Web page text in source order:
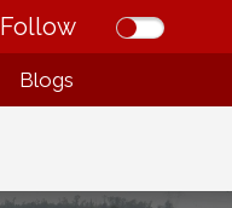
Follow
Blogs